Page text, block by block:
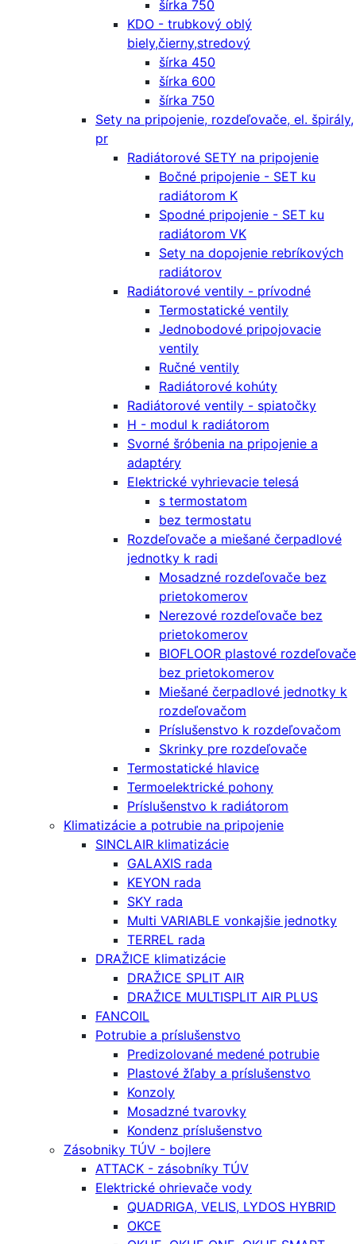
šírka 750
KDO - trubkový oblý
biely,čierny,stredový
šírka 450
šírka 600
šírka 750
Sety na pripojenie, rozdeľovače, el. špirály,
pr
Radiátorové SETY na pripojenie
Bočné pripojenie - SET ku
radiátorom K
Spodné pripojenie - SET ku
radiátorom VK
Sety na dopojenie rebríkových
radiátorov
Radiátorové ventily - prívodné
Termostatické ventily
Jednobodové pripojovacie
ventily
Ručné ventily
Radiátorové kohúty
Radiátorové ventily - spiatočky
H - modul k radiátorom
Svorné šróbenia na pripojenie a
adaptéry
Elektrické vyhrievacie telesá
s termostatom
bez termostatu
Rozdeľovače a miešané čerpadlové
jednotky k radi
Mosadzné rozdeľovače bez
prietokomerov
Nerezové rozdeľovače bez
prietokomerov
BIOFLOOR plastové rozdeľovače
bez prietokomerov
Miešané čerpadlové jednotky k
rozdeľovačom
Príslušenstvo k rozdeľovačom
Skrinky pre rozdeľovače
Termostatické hlavice
Termoelektrické pohony
Príslušenstvo k radiátorom
Klimatizácie a potrubie na pripojenie
SINCLAIR klimatizácie
GALAXIS rada
KEYON rada
SKY rada
Multi VARIABLE vonkajšie jednotky
TERREL rada
DRAŽICE klimatizácie
DRAŽICE SPLIT AIR
DRAŽICE MULTISPLIT AIR PLUS
FANCOIL
Potrubie a príslušenstvo
Predizolované medené potrubie
Plastové žľaby a príslušenstvo
Konzoly
Mosadzné tvarovky
Kondenz príslušenstvo
Zásobniky TÚV - bojlere
ATTACK - zásobníky TÚV
Elektrické ohrievače vody
QUADRIGA, VELIS, LYDOS HYBRID
OKCE